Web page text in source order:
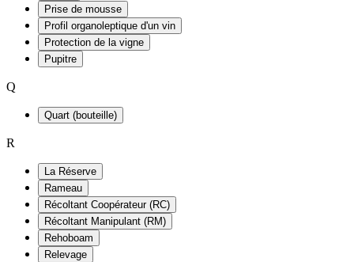
Prise de mousse
Profil organoleptique d'un vin
Protection de la vigne
Pupitre
Q
Quart (bouteille)
R
La Réserve
Rameau
Récoltant Coopérateur (RC)
Récoltant Manipulant (RM)
Rehoboam
Relevage